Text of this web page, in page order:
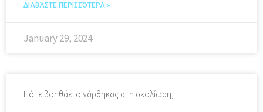
ΔΙΑΒΆΣΤΕ ΠΕΡΙΣΣΌΤΕΡΑ »
January 29, 2024
Πότε βοηθάει ο νάρθηκας στη σκολίωση;